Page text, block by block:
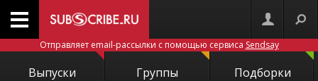
Отправляет email-рассылки с помощью сервиса Sendsay
Выпуски Группы Подборки